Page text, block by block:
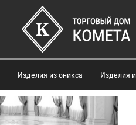
Изделия из оникса Изделия